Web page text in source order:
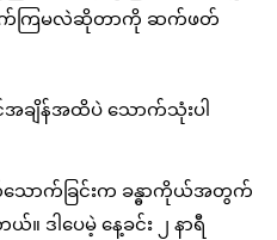
ောက်ကြမလဲဆိုတာကို ဆက်ဖတ်
အချိန်အထိပဲ သောက်သုံးပါ
သောက်ခြင်းက ခန္ဓာကိုယ်အတွက်
။ ဒါပေမဲ့ နေ့ခင်း ၂ နာရီ